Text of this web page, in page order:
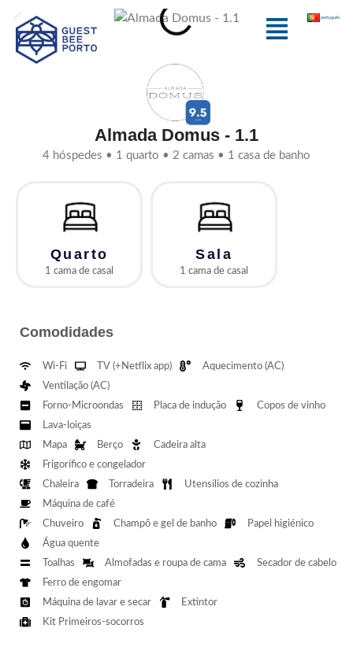
content
Menu português
Almada Domus - 1.1
4 hóspedes • 1 quarto • 2 camas • 1 casa de banho
Quarto
1 cama de casal
Sala
1 cama de casal
Comodidades
Wi-Fi TV (+Netflix app)
Aquecimento (AC)
Ventilação (AC)
Forno-Microondas
Placa de indução
Copos de vinho
Lava-loiças
Mapa
Berço
Cadeira alta
Frigorífico e congelador
Chaleira
Torradeira
Utensílios de cozinha
Máquina de café
Chuveiro
Champô e gel de banho
Papel higiénico
Água quente
Toalhas
Almofadas e roupa de cama
Secador de cabelo
Ferro de engomar
Máquina de lavar e secar​
Extintor
Kit Primeiros-socorros